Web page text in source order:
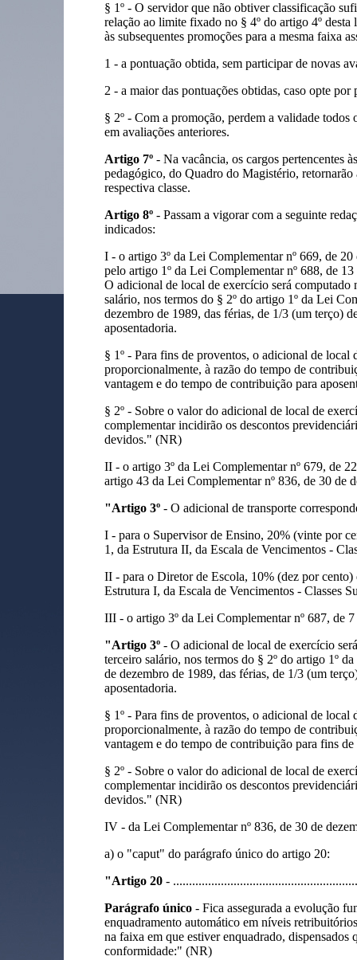
§ 1º - O servidor que não obtiver classificação
relação ao limite fixado no § 4º do artigo 4º
às subsequentes promoções para a mesma faixa
1 - a pontuação obtida, sem participar de novas
2 - a maior das pontuações obtidas, caso opte
§ 2º - Com a promoção, perdem a validade todos
em avaliações anteriores.
Artigo 7º- Na vacância, os cargos pertencentes
pedagógico, do Quadro do Magistério,
respectiva classe.
Artigo 8º- Passam a vigorar com a seguinte
indicados:
I - o artigo 3º da Lei Complementar nº 669, de
pelo artigo 1º da Lei Complementar nº 688, de
O adicional de local de exercício será computado
salário, nos termos do § 2º do artigo 1º da Lei
dezembro de 1989, das férias, de 1/3 (um terço)
aposentadoria.
§ 1º - Para fins de proventos, o adicional de local
proporcionalmente, à razão do tempo de
vantagem e do tempo de contribuição para
§ 2º - Sobre o valor do adicional de local de
complementar incidirão os descontos
devidos." (NR)
II - o artigo 3º da Lei Complementar nº 679, de
artigo 43 da Lei Complementar nº 836, de 30 de
"Artigo 3º - O adicional de transporte
I - para o Supervisor de Ensino, 20% (vinte por
1, da Estrutura II, da Escala de Vencimentos -
II - para o Diretor de Escola, 10% (dez por
Estrutura I, da Escala de Vencimentos - Classes
III - o artigo 3º da Lei Complementar nº 687, de
"Artigo 3º- O adicional de local de exercício
terceiro salário, nos termos do § 2º do artigo 1º
de dezembro de 1989, das férias, de 1/3 (um
aposentadoria.
§ 1º - Para fins de proventos, o adicional de local
proporcionalmente, à razão do tempo de
vantagem e do tempo de contribuição para fins de
§ 2º - Sobre o valor do adicional de local de
complementar incidirão os descontos
devidos." (NR)
IV - da Lei Complementar nº 836, de 30 de
a) o "caput" do parágrafo único do artigo 20:
"Artigo 20-
Parágrafo único- Fica assegurada a evolução
enquadramento automático em níveis
na faixa em que estiver enquadrado, dispensados
conformidade:" (NR)